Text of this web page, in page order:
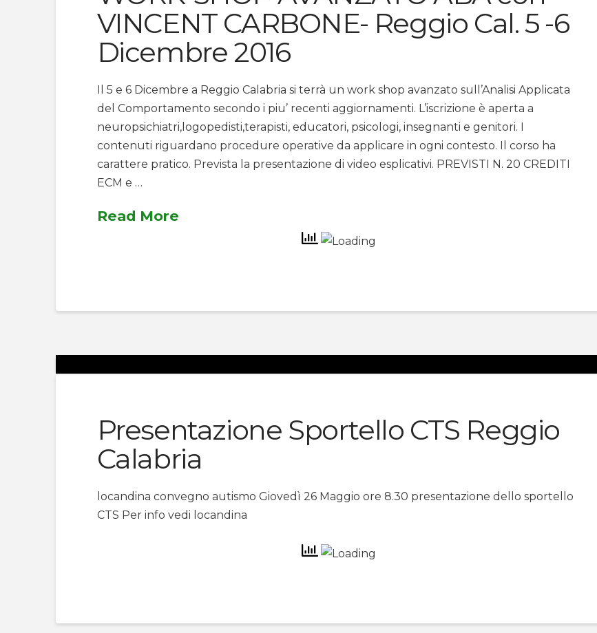
VINCENT CARBONE- Reggio Cal. 5 -6
Dicembre 2016
Il 5 e 6 Dicembre a Reggio Calabria si terrà un work shop avanzato sull’Analisi Applicata
del Comportamento secondo i piu’ recenti aggiornamenti. L’iscrizione è aperta a
neuropsichiatri,logopedisti,terapisti, educatori, psicologi, insegnanti e genitori. I
contenuti riguardano procedure operative da applicare in ogni contesto. Il corso ha
carattere pratico. Prevista la presentazione di video esplicativi. PREVISTI N. 20 CREDITI
ECM e …
Read More
Presentazione Sportello CTS Reggio
Calabria
locandina convegno autismo Giovedì 26 Maggio ore 8.30 presentazione dello sportello
CTS Per info vedi locandina